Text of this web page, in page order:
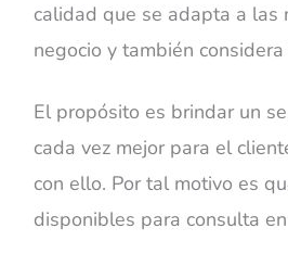
calidad que se adapta a las
negocio y también
El propósito es brindar un
cada vez mejor para el
con ello. Por tal motivo es
disponibles para consulta